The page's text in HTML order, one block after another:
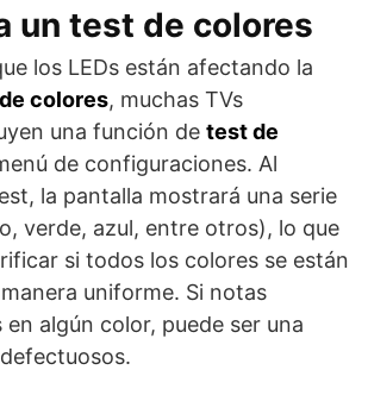
un test de colores
los LEDs están afectando la
colores, muchas TVs
una función de test de
de configuraciones. Al
la pantalla mostrará una serie
verde, azul, entre otros), lo que
si todos los colores se están
uniforme. Si notas
en algún color, puede ser una